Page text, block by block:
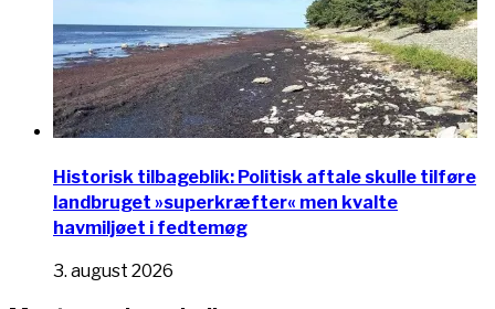
Historisk tilbageblik: Politisk aftale skulle tilføre
landbruget »superkræfter« men kvalte
havmiljøet i fedtemøg
3. august 2026